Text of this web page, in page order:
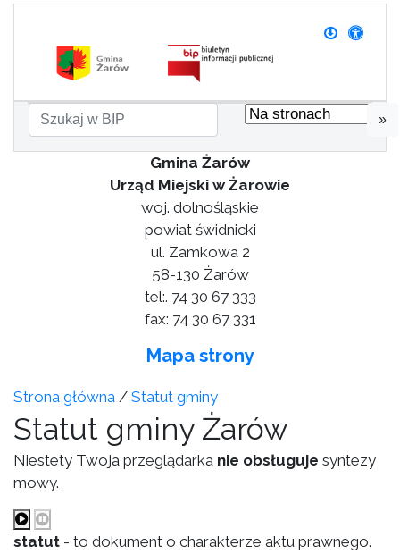
»
Gmina Żarów
Urząd Miejski w Żarowie
woj. dolnośląskie
powiat świdnicki
ul. Zamkowa 2
58-130 Żarów
tel:. 74 30 67 333
fax: 74 30 67 331
Mapa strony
Strona główna / Statut gminy
Statut gminy Żarów
Niestety Twoja przeglądarka nie obsługuje syntezy
mowy.
statut - to dokument o charakterze aktu prawnego.